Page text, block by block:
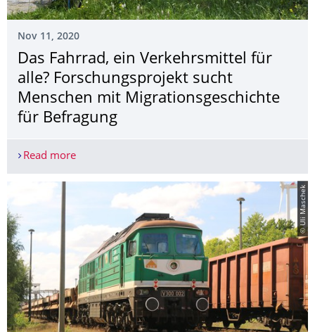
Nov 11, 2020
Das Fahrrad, ein Verkehrsmittel für
alle? Forschungsprojekt sucht
Menschen mit Migra­tionsgeschichte
für Befragung
Read moreDas Fahrrad, ein Verkehrsmittel für alle?
© Uli Maschek